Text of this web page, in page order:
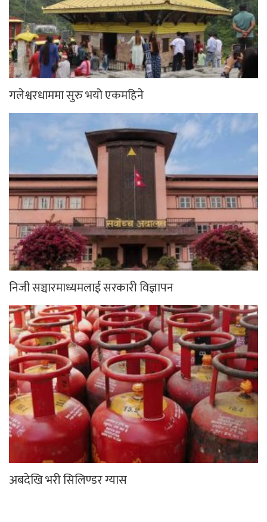
गलेश्वरधाममा सुरु भयो एकमहिने
निजी सञ्चारमाध्यमलाई सरकारी विज्ञापन
अबदेखि भरी सिलिण्डर ग्यास